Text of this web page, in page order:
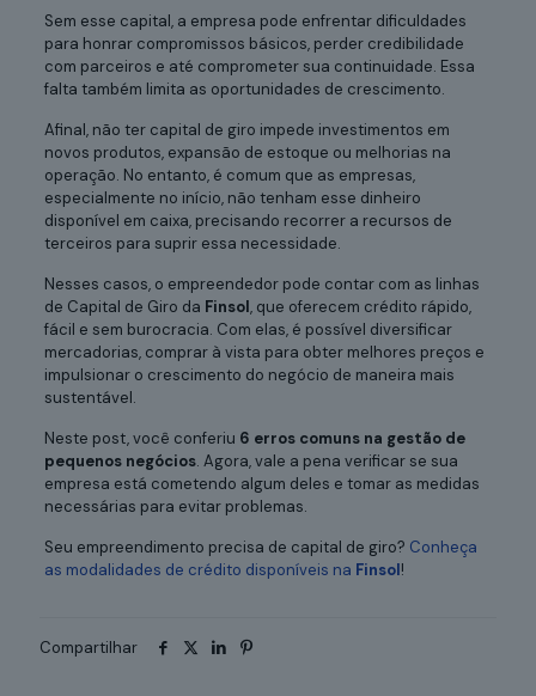
Sem esse capital, a empresa pode enfrentar dificuldades
para honrar compromissos básicos, perder credibilidade
com parceiros e até comprometer sua continuidade. Essa
falta também limita as oportunidades de crescimento.
Afinal, não ter capital de giro impede investimentos em
novos produtos, expansão de estoque ou melhorias na
operação. No entanto, é comum que as empresas,
especialmente no início, não tenham esse dinheiro
disponível em caixa, precisando recorrer a recursos de
terceiros para suprir essa necessidade.
Nesses casos, o empreendedor pode contar com as linhas
de Capital de Giro da Finsol, que oferecem crédito rápido,
fácil e sem burocracia. Com elas, é possível diversificar
mercadorias, comprar à vista para obter melhores preços e
impulsionar o crescimento do negócio de maneira mais
sustentável.
Neste post, você conferiu 6 erros comuns na gestão de
pequenos negócios. Agora, vale a pena verificar se sua
empresa está cometendo algum deles e tomar as medidas
necessárias para evitar problemas.
Seu empreendimento precisa de capital de giro? Conheça
as modalidades de crédito disponíveis na Finsol!
Compartilhar